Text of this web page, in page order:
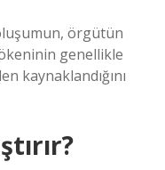
örgütün
genellikle
kaynaklandığını